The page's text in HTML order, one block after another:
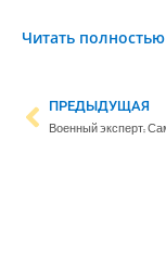
Читать полностью
ПРЕДЫДУЩАЯ